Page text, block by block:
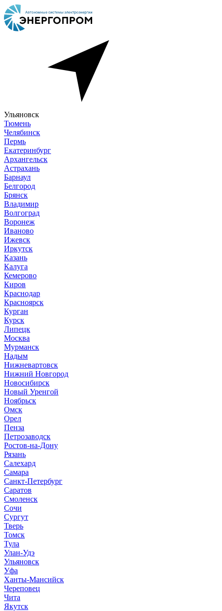
Ульяновск
Тюмень
Челябинск
Пермь
Екатеринбург
Архангельск
Астрахань
Барнаул
Белгород
Брянск
Владимир
Волгоград
Воронеж
Иваново
Ижевск
Иркутск
Казань
Калуга
Кемерово
Киров
Краснодар
Красноярск
Курган
Курск
Липецк
Москва
Мурманск
Надым
Нижневартовск
Нижний Новгород
Новосибирск
Новый Уренгой
Ноябрьск
Омск
Орел
Пенза
Петрозаводск
Ростов-на-Дону
Рязань
Салехард
Самара
Санкт-Петербург
Саратов
Смоленск
Сочи
Сургут
Тверь
Томск
Тула
Улан-Удэ
Ульяновск
Уфа
Ханты-Мансийск
Череповец
Чита
Якутск